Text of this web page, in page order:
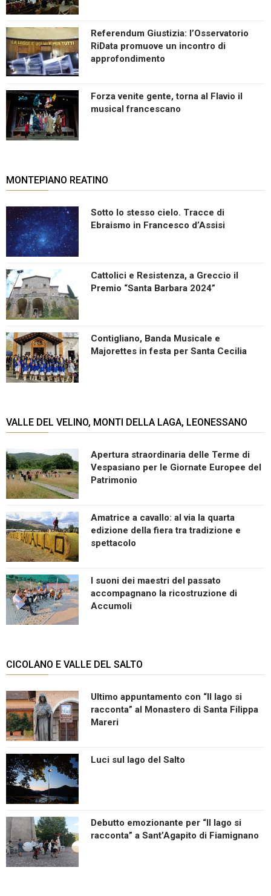
Referendum Giustizia: l’Osservatorio
RiData promuove un incontro di
approfondimento
Forza venite gente, torna al Flavio il
musical francescano
MONTEPIANO REATINO
Sotto lo stesso cielo. Tracce di
Ebraismo in Francesco d’Assisi
Cattolici e Resistenza, a Greccio il
Premio “Santa Barbara 2024”
Contigliano, Banda Musicale e
Majorettes in festa per Santa Cecilia
VALLE DEL VELINO, MONTI DELLA LAGA, LEONESSANO
Apertura straordinaria delle Terme di
Vespasiano per le Giornate Europee del
Patrimonio
Amatrice a cavallo: al via la quarta
edizione della fiera tra tradizione e
spettacolo
I suoni dei maestri del passato
accompagnano la ricostruzione di
Accumoli
CICOLANO E VALLE DEL SALTO
Ultimo appuntamento con “Il lago si
racconta” al Monastero di Santa Filippa
Mareri
Luci sul lago del Salto
Debutto emozionante per “Il lago si
racconta” a Sant’Agapito di Fiamignano